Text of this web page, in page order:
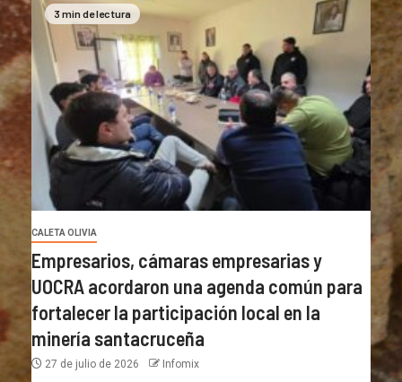
3 min de lectura
CALETA OLIVIA
Empresarios, cámaras empresarias y
UOCRA acordaron una agenda común para
fortalecer la participación local en la
minería santacruceña
27 de julio de 2026 Infomix